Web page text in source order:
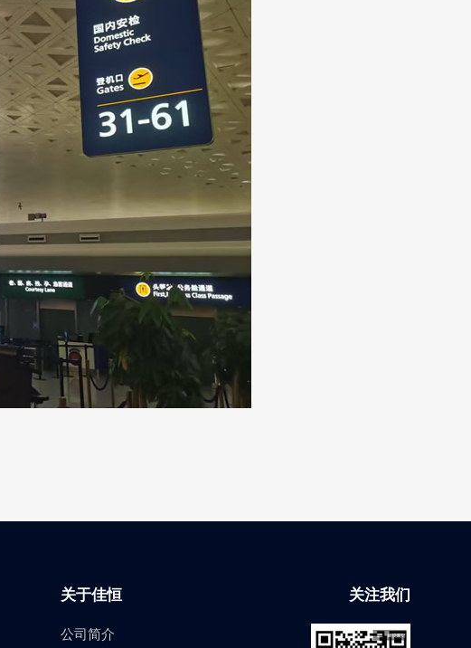
关于佳恒
公司简介
关注我们